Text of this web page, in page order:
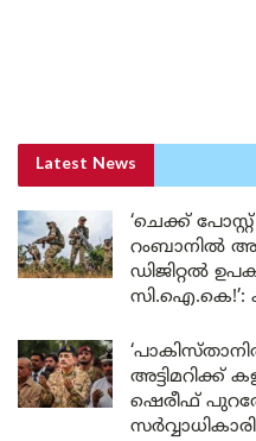
Latest News
‘ചെക്ക് പോസ്റ്റ്
റംബാനിൽ
ഡിജിറ്റൽ
സി.ഐ.കെ!’:
ഷെരീഫ്